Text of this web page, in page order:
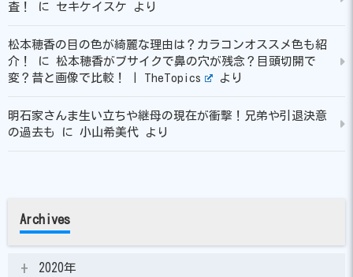
査！
に セキケイスケ より
松本穂香の目の色が綺麗な理由は？カラコンオススメ色も紹
介！
に 松本穂香がブサイクで鼻の穴が残念？目頭切開で
変？昔と画像で比較！ | TheTopics
より
明石家さんま生い立ちや継母の現在が衝撃！兄弟や引退決意
の過去も
に 小山希美代 より
Archives
2020年